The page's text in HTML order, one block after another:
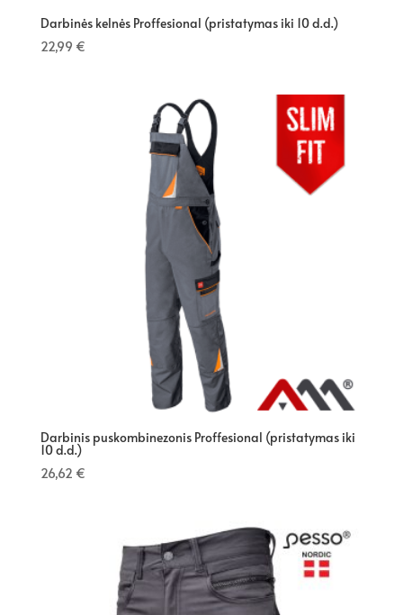
Darbinės kelnės Proffesional (pristatymas iki 10 d.d.)
22,99 €
Darbinis puskombinezonis Proffesional (pristatymas iki
10 d.d.)
26,62 €